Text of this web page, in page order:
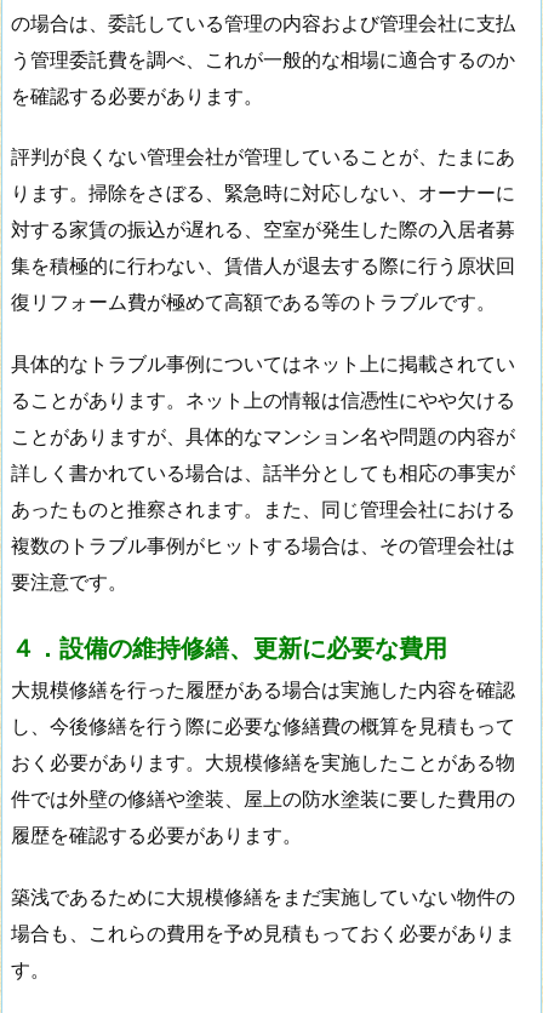
の場合は、委託している管理の内容および管理会社に支払
う管理委託費を調べ、これが一般的な相場に適合するのか
を確認する必要があります。
評判が良くない管理会社が管理していることが、たまにあ
ります。掃除をさぼる、緊急時に対応しない、オーナーに
対する家賃の振込が遅れる、空室が発生した際の入居者募
集を積極的に行わない、賃借人が退去する際に行う原状回
復リフォーム費が極めて高額である等のトラブルです。
具体的なトラブル事例についてはネット上に掲載されてい
ることがあります。ネット上の情報は信憑性にやや欠ける
ことがありますが、具体的なマンション名や問題の内容が
詳しく書かれている場合は、話半分としても相応の事実が
あったものと推察されます。また、同じ管理会社における
複数のトラブル事例がヒットする場合は、その管理会社は
要注意です。
４．設備の維持修繕、更新に必要な費用
大規模修繕を行った履歴がある場合は実施した内容を確認
し、今後修繕を行う際に必要な修繕費の概算を見積もって
おく必要があります。大規模修繕を実施したことがある物
件では外壁の修繕や塗装、屋上の防水塗装に要した費用の
履歴を確認する必要があります。
築浅であるために大規模修繕をまだ実施していない物件の
場合も、これらの費用を予め見積もっておく必要がありま
す。